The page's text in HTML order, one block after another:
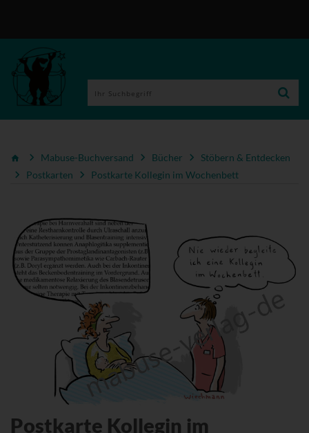
Mabuse-Buchversand Bücher
Stöbern & Entdecken
Postkarten
Postkarte Kollegin im Wochenbett
Postkarte Kollegin im